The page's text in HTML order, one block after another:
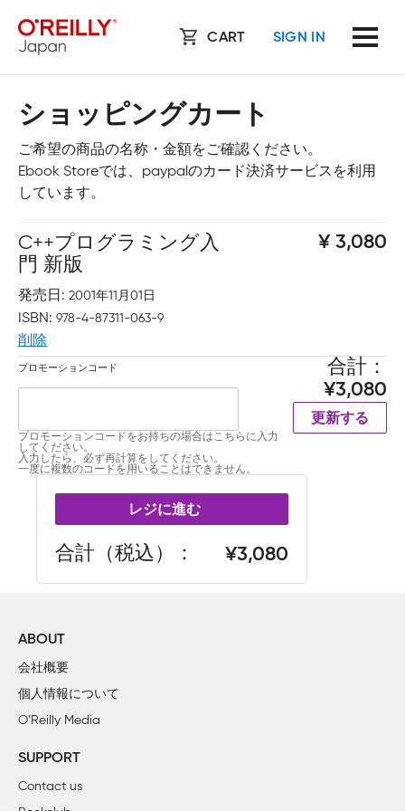
CART SIGN IN
ショッピングカート
ご希望の商品の名称・金額をご確認ください。
Ebook Storeでは、paypalのカード決済サービスを利用
しています。
C++プログラミング入
門 新版
発売日 2001年11月01日
ISBN 978-4-87311-063-9
削除
3,080
プロモーションコード
プロモーションコードをお持ちの場合はこちらに入力
してください。
入力したら、必ず再計算をしてください。
一度に複数のコードを用いることはできません。
合計
3,080
更新する
レジに進む
合計（税込） 3,080
ABOUT
会社概要
個人情報について
O’Reilly Media
SUPPORT
Contact us